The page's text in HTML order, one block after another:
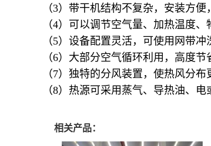
（3）带干机结构不复杂，安装方
（4）可以调节空气量、加热温度
（5）设备配置灵活，可使用网带冲
（6）大部分空气循环利用，高度节
（7）独特的分风装置，使热风分
（8）热源可采用蒸气、导热油、
相关产品：